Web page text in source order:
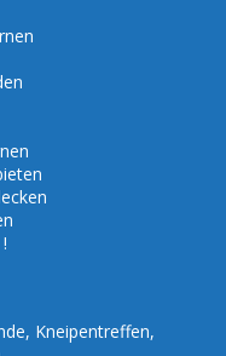
Kneipentreffen,